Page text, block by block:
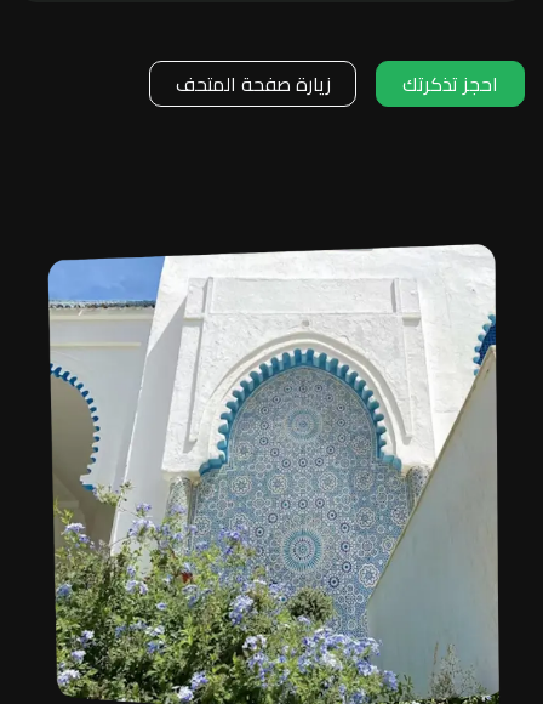
احجز تذكرتك زيارة صفحة المتحف